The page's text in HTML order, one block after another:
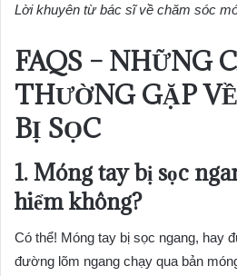
Lời khuyên từ bác sĩ về chăm sóc
FAQS – NHỮNG
THƯỜNG GẶP
BỊ SỌC
1. Móng tay bị sọc
hiểm không?
Có thể! Móng tay bị sọc ngang, hay
đường lõm ngang chạy qua bản